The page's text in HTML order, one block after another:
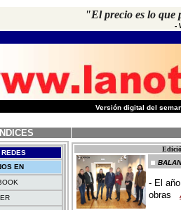
"El precio es lo que
-
Versión digital del
INDICES